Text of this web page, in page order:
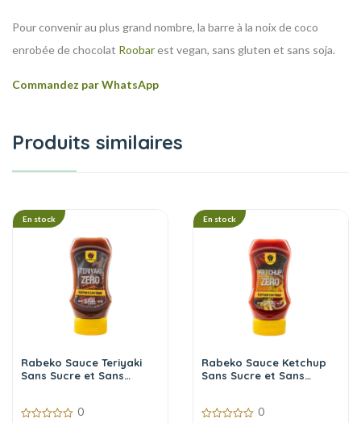
Pour convenir au plus grand nombre, la barre à la noix de coco
enrobée de chocolat Roobarest vegan, sans gluten et sans soja.
Commandez par WhatsApp
Produits similaires
En stock
Rabeko Sauce Teriyaki
Sans Sucre et Sans
0
En stock
Rabeko Sauce Ketchup
Sans Sucre et Sans
0